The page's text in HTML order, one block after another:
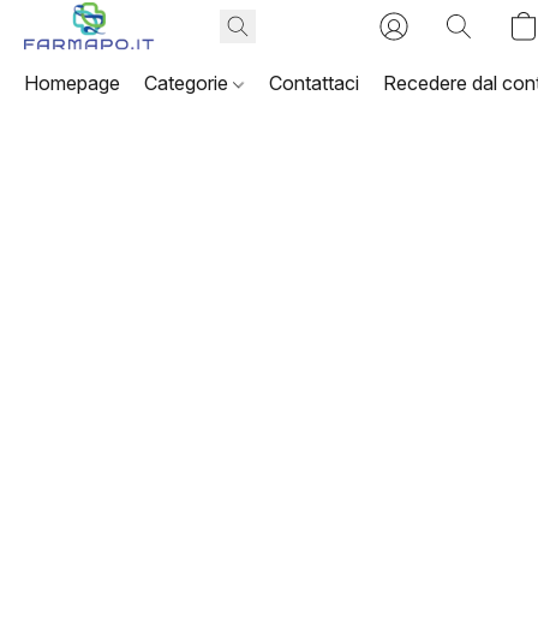
Homepage Categorie Contattaci Recedere dal